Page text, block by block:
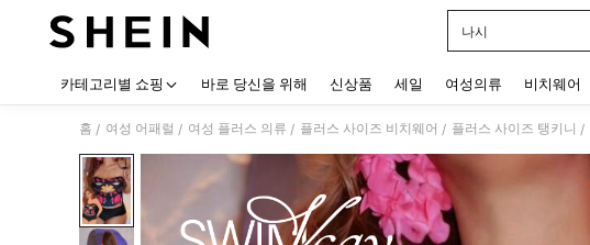
나시
카테고리별 쇼핑 바로 당신을 위해 신상품 세일 여성의류 비치웨어
홈 / 여성 어패럴 / 여성 플러스 의류 / 플러스 사이즈 비치웨어 / 플러스 사이즈 탱키니 /